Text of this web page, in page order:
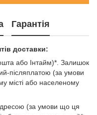
Гарантія
доставки:
або Інтайм)*. Залишок
післяплатою (за умови
місті або населеному
(за умови що ця